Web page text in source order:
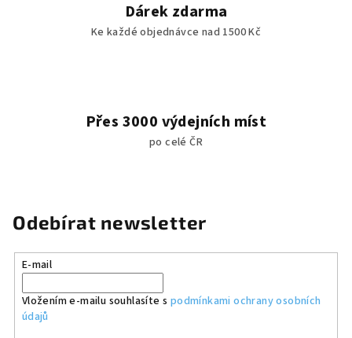
Dárek zdarma
Ke každé objednávce nad 1500 Kč
Přes 3000 výdejních míst
po celé ČR
Odebírat newsletter
E-mail
Vložením e-mailu souhlasíte s podmínkami ochrany osobních
údajů